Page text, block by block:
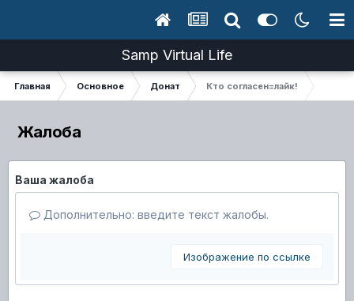
Samp Virtual Life
Главная Основное Донат Кто согласен=лайк!
Жалоба
Ваша жалоба
Дополнительно: введите текст жалобы.
Изображение по ссылке